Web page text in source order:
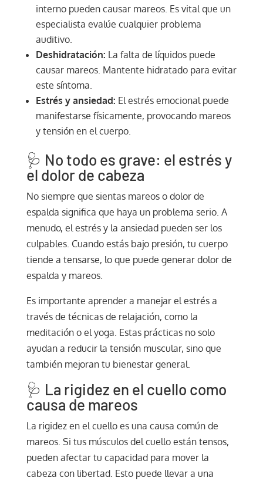
interno pueden causar mareos. Es vital que un
especialista evalúe cualquier problema
auditivo.
Deshidratación: La falta de líquidos puede
causar mareos. Mantente hidratado para evitar
este síntoma.
Estrés y ansiedad: El estrés emocional puede
manifestarse físicamente, provocando mareos
y tensión en el cuerpo.
🩺 No todo es grave: el estrés y
el dolor de cabeza
No siempre que sientas mareos o dolor de
espalda significa que haya un problema serio. A
menudo, el estrés y la ansiedad pueden ser los
culpables. Cuando estás bajo presión, tu cuerpo
tiende a tensarse, lo que puede generar dolor de
espalda y mareos.
Es importante aprender a manejar el estrés a
través de técnicas de relajación, como la
meditación o el yoga. Estas prácticas no solo
ayudan a reducir la tensión muscular, sino que
también mejoran tu bienestar general.
🩺 La rigidez en el cuello como
causa de mareos
La rigidez en el cuello es una causa común de
mareos. Si tus músculos del cuello están tensos,
pueden afectar tu capacidad para mover la
cabeza con libertad. Esto puede llevar a una